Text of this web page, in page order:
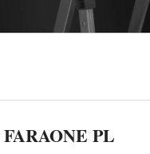
FARAONE PL